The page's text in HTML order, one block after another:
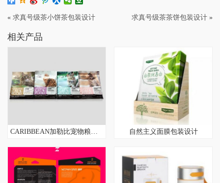
« 求真号级茶小饼茶包装设计 求真号级茶茶饼包装设计 »
相关产品
自然主义面膜包装设计